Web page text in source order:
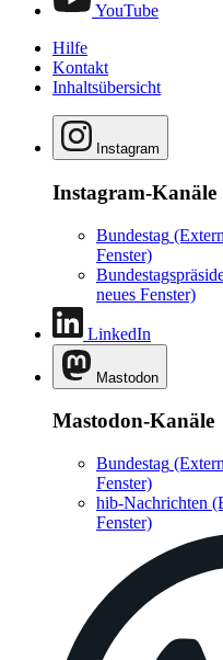
YouTube
Hilfe
Kontakt
Inhaltsübersicht
Instagram
Instagram-Kanäle
Bundestag
Fenster)
neues Fenster)
LinkedIn
Mastodon
Mastodon-Kanäle
Bundestag
Fenster)
hib-Nachrichten
Fenster)